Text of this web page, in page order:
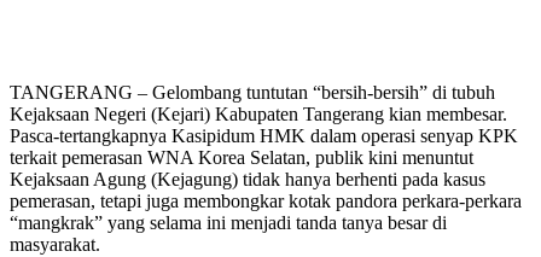
TANGERANG – Gelombang tuntutan “bersih-bersih” di tubuh
Kejaksaan Negeri (Kejari) Kabupaten Tangerang kian membesar.
Pasca-tertangkapnya Kasipidum HMK dalam operasi senyap KPK
terkait pemerasan WNA Korea Selatan, publik kini menuntut
Kejaksaan Agung (Kejagung) tidak hanya berhenti pada kasus
pemerasan, tetapi juga membongkar kotak pandora perkara-perkara
“mangkrak” yang selama ini menjadi tanda tanya besar di
masyarakat.